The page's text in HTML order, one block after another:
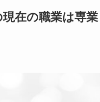
在の職業は専業